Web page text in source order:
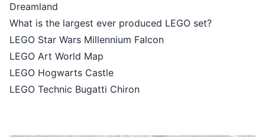
Dreamland
What is the largest ever produced LEGO set?
LEGO Star Wars Millennium Falcon
LEGO Art World Map
LEGO Hogwarts Castle
LEGO Technic Bugatti Chiron